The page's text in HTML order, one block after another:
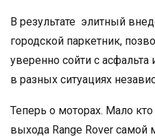
В результате элитный
городской паркетник,
уверенно сойти с
в разных ситуациях
Теперь о моторах. Мало
выхода Range Rover самой